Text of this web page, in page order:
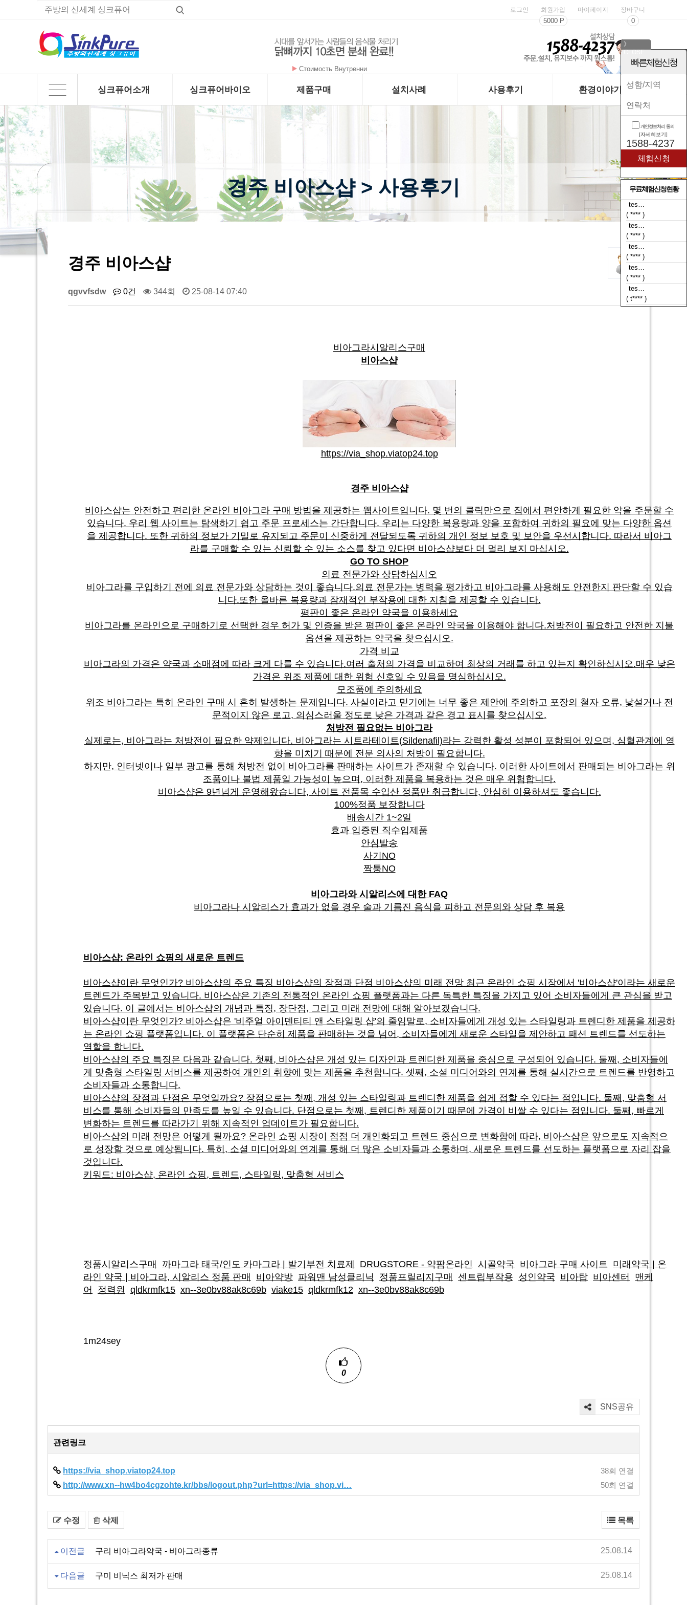
로그인 회원가입
5000 P
마이페이지 장바구니
0
암을 굶기는 대사치료 구충제 - 메벤다졸 - …
싱크퓨어소개 싱크퓨어바이오
제품구매
하위분류
설치사례
하위분류
사용후기 환경이야기
경주 비아스샵 > 사용후기
경주 비아스샵
qgvvfsdw 0건 344회 25-08-14 07:40
비아그라시알리스구매
비아스샵
https://via_shop.viatop24.top
경주 비아스샵
비아스샵는 안전하고 편리한 온라인 비아그라 구매 방법을 제공하는 웹사이트입니다. 몇 번의 클릭만으로 집에서 편안하게 필요한 약을 주문할 수
있습니다. 우리 웹 사이트는 탐색하기 쉽고 주문 프로세스는 간단합니다. 우리는 다양한 복용량과 양을 포함하여 귀하의 필요에 맞는 다양한 옵션
을 제공합니다. 또한 귀하의 정보가 기밀로 유지되고 주문이 신중하게 전달되도록 귀하의 개인 정보 보호 및 보안을 우선시합니다. 따라서 비아그
라를 구매할 수 있는 신뢰할 수 있는 소스를 찾고 있다면 비아스샵보다 더 멀리 보지 마십시오.
GO TO SHOP
의료 전문가와 상담하십시오
비아그라를 구입하기 전에 의료 전문가와 상담하는 것이 좋습니다.의료 전문가는 병력을 평가하고 비아그라를 사용해도 안전한지 판단할 수 있습
니다.또한 올바른 복용량과 잠재적인 부작용에 대한 지침을 제공할 수 있습니다.
평판이 좋은 온라인 약국을 이용하세요
비아그라를 온라인으로 구매하기로 선택한 경우 허가 및 인증을 받은 평판이 좋은 온라인 약국을 이용해야 합니다.처방전이 필요하고 안전한 지불
옵션을 제공하는 약국을 찾으십시오.
가격 비교
비아그라의 가격은 약국과 소매점에 따라 크게 다를 수 있습니다.여러 출처의 가격을 비교하여 최상의 거래를 하고 있는지 확인하십시오.매우 낮은
가격은 위조 제품에 대한 위험 신호일 수 있음을 명심하십시오.
모조품에 주의하세요
위조 비아그라는 특히 온라인 구매 시 흔히 발생하는 문제입니다. 사실이라고 믿기에는 너무 좋은 제안에 주의하고 포장의 철자 오류, 낯설거나 전
문적이지 않은 로고, 의심스러울 정도로 낮은 가격과 같은 경고 표시를 찾으십시오.
처방전 필요없는 비아그라
실제로는, 비아그라는 처방전이 필요한 약제입니다. 비아그라는 시트라테이트(Sildenafil)라는 강력한 활성 성분이 포함되어 있으며, 심혈관계에 영
향을 미치기 때문에 전문 의사의 처방이 필요합니다.
하지만, 인터넷이나 일부 광고를 통해 처방전 없이 비아그라를 판매하는 사이트가 존재할 수 있습니다. 이러한 사이트에서 판매되는 비아그라는 위
조품이나 불법 제품일 가능성이 높으며, 이러한 제품을 복용하는 것은 매우 위험합니다.
비아스샵은 9년넘게 운영해왔습니다, 사이트 전품목 수입산 정품만 취급합니다, 안심히 이용하셔도 좋습니다.
100%정품 보장합니다
배송시간 1~2일
효과 입증된 직수입제품
안심발송
사기NO
짝퉁NO
비아그라와 시알리스에 대한 FAQ
비아그라나 시알리스가 효과가 없을 경우 술과 기름진 음식을 피하고 전문의와 상담 후 복용
비아스샵: 온라인 쇼핑의 새로운 트렌드
비아스샵이란 무엇인가? 비아스샵의 주요 특징 비아스샵의 장점과 단점 비아스샵의 미래 전망 최근 온라인 쇼핑 시장에서 '비아스샵'이라는 새로운
트렌드가 주목받고 있습니다. 비아스샵은 기존의 전통적인 온라인 쇼핑 플랫폼과는 다른 독특한 특징을 가지고 있어 소비자들에게 큰 관심을 받고
있습니다. 이 글에서는 비아스샵의 개념과 특징, 장단점, 그리고 미래 전망에 대해 알아보겠습니다.
비아스샵이란 무엇인가? 비아스샵은 '비주얼 아이덴티티 앤 스타일링 샵'의 줄임말로, 소비자들에게 개성 있는 스타일링과 트렌디한 제품을 제공하
는 온라인 쇼핑 플랫폼입니다. 이 플랫폼은 단순히 제품을 판매하는 것을 넘어, 소비자들에게 새로운 스타일을 제안하고 패션 트렌드를 선도하는
역할을 합니다.
비아스샵의 주요 특징은 다음과 같습니다. 첫째, 비아스샵은 개성 있는 디자인과 트렌디한 제품을 중심으로 구성되어 있습니다. 둘째, 소비자들에
게 맞춤형 스타일링 서비스를 제공하여 개인의 취향에 맞는 제품을 추천합니다. 셋째, 소셜 미디어와의 연계를 통해 실시간으로 트렌드를 반영하고
소비자들과 소통합니다.
비아스샵의 장점과 단점은 무엇일까요? 장점으로는 첫째, 개성 있는 스타일링과 트렌디한 제품을 쉽게 접할 수 있다는 점입니다. 둘째, 맞춤형 서
비스를 통해 소비자들의 만족도를 높일 수 있습니다. 단점으로는 첫째, 트렌디한 제품이기 때문에 가격이 비쌀 수 있다는 점입니다. 둘째, 빠르게
변화하는 트렌드를 따라가기 위해 지속적인 업데이트가 필요합니다.
비아스샵의 미래 전망은 어떻게 될까요? 온라인 쇼핑 시장이 점점 더 개인화되고 트렌드 중심으로 변화함에 따라, 비아스샵은 앞으로도 지속적으
로 성장할 것으로 예상됩니다. 특히, 소셜 미디어와의 연계를 통해 더 많은 소비자들과 소통하며, 새로운 트렌드를 선도하는 플랫폼으로 자리 잡을
것입니다.
키워드: 비아스샵, 온라인 쇼핑, 트렌드, 스타일링, 맞춤형 서비스
정품시알리스구매 까마그라 태국/인도 카마그라 | 발기부전 치료제 DRUGSTORE - 약팜온라인 시골약국 비아그라 구매 사이트 미래약국 | 온
라인 약국 | 비아그라, 시알리스 정품 판매
비아약방 파워맨 남성클리닉 정품프릴리지구매 센트립부작용 성인약국 비아탑 비아센터
맨케
어
정력원 qldkrmfk15 xn--3e0bv88ak8c69b viake15 qldkrmfk12 xn--3e0bv88ak8c69b
1m24sey
0
SNS공유
관련링크
https://via_shop.viatop24.top 38회 연결
http://www.xn--hw4bo4cgzohte.kr/bbs/logout.php?url=https://via_shop.vi… 50회 연결
수정 삭제 목록
이전글 구리 비아그라약국 - 비아그라종류 25.08.14
다음글 구미 비닉스 최저가 판매 25.08.14
》
빠른체험신청
개인정보처리 동의
[자세히보기]
1588-4237
무료체험신청현황
tes…
( **** )
tes…
( **** )
tes…
( **** )
tes…
( t**** )
tes…
( **** )